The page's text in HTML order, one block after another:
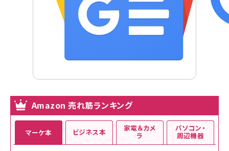
Amazon 売れ筋ランキング
マーケ本 ビジネス本 家電＆カメ
ラ
パソコン・
周辺機器